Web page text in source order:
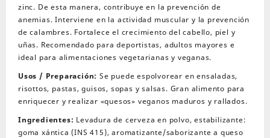
zinc. De esta manera, contribuye en la prevención de
anemias. Interviene en la actividad muscular y la prevención
de calambres. Fortalece el crecimiento del cabello, piel y
uñas. Recomendado para deportistas, adultos mayores e
ideal para alimentaciones vegetarianas y veganas.
Usos / Preparación: Se puede espolvorear en ensaladas,
risottos, pastas, guisos, sopas y salsas. Gran alimento para
enriquecer y realizar «quesos» veganos maduros y rallados.
Ingredientes: Levadura de cerveza en polvo, estabilizante:
goma xántica (INS 415), aromatizante/saborizante a queso